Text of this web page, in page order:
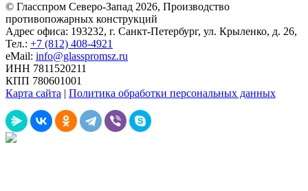
© Гласспром Северо-Запад 2026, Производство
противопожарных конструкций
Адрес офиса: 193232, г. Санкт-Петербург, ул. Крыленко, д. 26,
Тел.: +7 (812) 408-4921
eMail: info@glasspromsz.ru
ИНН 7811520211
КПП 780601001
Карта сайта | Политика обработки персональных данных